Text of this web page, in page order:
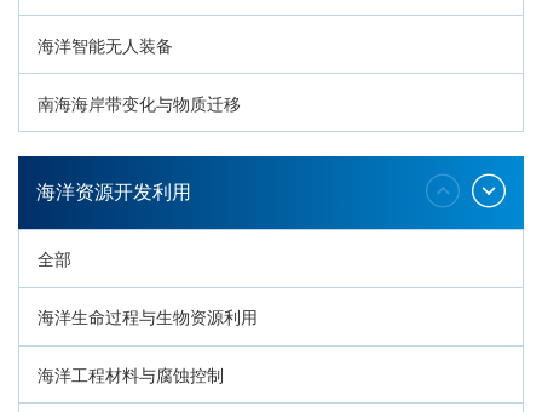
海洋智能无人装备
南海海岸带变化与物质迁移
环南海地质过程与灾害响应
海洋资源开发利用
全部
海洋生命过程与生物资源利用
海洋工程材料与腐蚀控制